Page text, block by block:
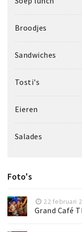
Broodjes
Sandwiches
Tosti's
Eieren
Salades
Foto's
22 februari
Grand Café